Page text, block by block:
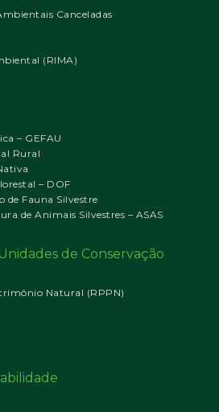
Canceladas
(RIMA)
– GEFAU
Rural
– DOF
de Fauna Silvestre
de Animais Silvestres – ASAS
de Conservação
Natural (RPPN)